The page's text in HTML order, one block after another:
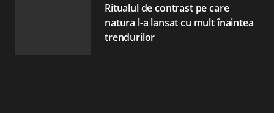
Ritualul de contrast pe care
natura l-a lansat cu mult înaintea
trendurilor